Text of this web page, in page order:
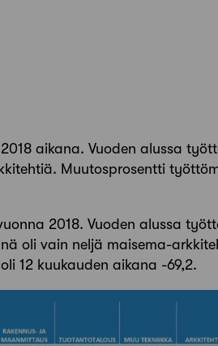
aikana. Vuoden alussa
Muutosprosentti
2018. Vuoden alussa
oli vain neljä maisema-
12 kuukauden aikana -69,2.